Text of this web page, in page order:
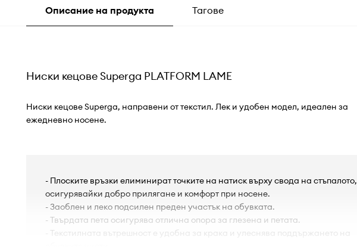
Описание на продукта Тагове
Ниски кецове Superga PLATFORM LAME
Ниски кецове Superga, направени от текстил. Лек и удобен модел, идеален за
ежедневно носене.
- Плоските връзки елиминират точките на натиск върху свода на стъпалото,
осигурявайки добро прилягане и комфорт при носене.
- Заоблен и леко подсилен преден участък на обувката.
- Твърдата пета осигурява отлична опора за глезена и петата.
- Текстилната вътрешност е удобна за крака и улеснява поддържането на